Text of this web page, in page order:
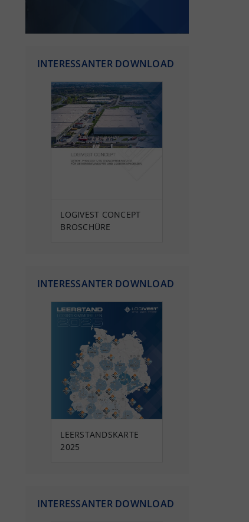
INTERESSANTER DOWNLOAD
LOGIVEST CONCEPT
BROSCHÜRE
INTERESSANTER DOWNLOAD
LEERSTANDSKARTE
2025
INTERESSANTER DOWNLOAD